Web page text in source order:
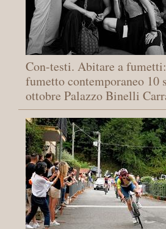
Con-testi. Abitare a
fumetto contemporaneo 10
ottobre Palazzo Binelli